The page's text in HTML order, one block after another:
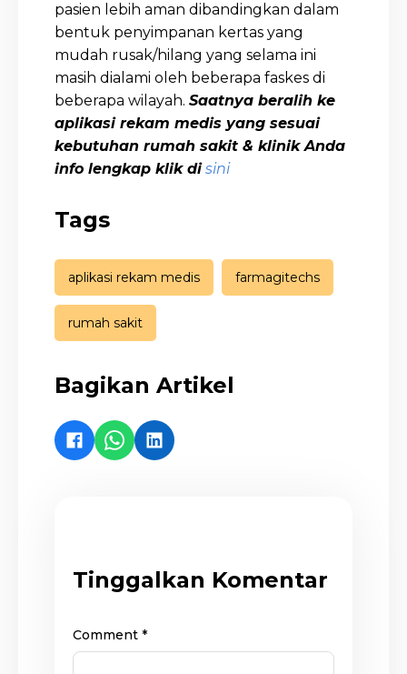
pasien lebih aman dibandingkan dalam
bentuk penyimpanan kertas yang
mudah rusak/hilang yang selama ini
masih dialami oleh beberapa faskes di
beberapa wilayah. Saatnya beralih ke
aplikasi rekam medis yang sesuai
kebutuhan rumah sakit & klinik Anda
info lengkap klik disini
Tags
aplikasi rekam medis farmagitechs
rumah sakit
Bagikan Artikel
Tinggalkan Komentar
Comment *